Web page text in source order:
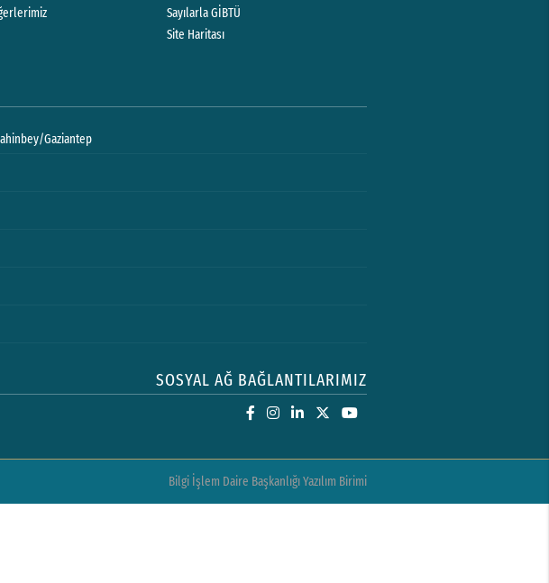
Sayılarla GİBTÜ
Site Haritası
Gaziantep
SOSYAL AĞ BAĞLANTILARIMIZ
Bilgi İşlem Daire Başkanlığı Yazılım Birimi